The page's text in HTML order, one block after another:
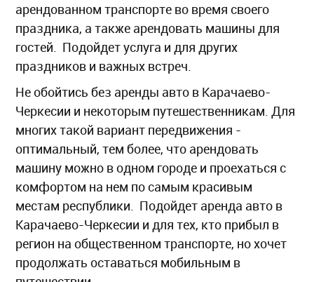
арендованном транспорте во время своего
праздника, а также арендовать машины для
гостей. Подойдет услуга и для других
праздников и важных встреч.
Не обойтись без аренды авто в Карачаево-
Черкесии и некоторым путешественникам. Для
многих такой вариант передвижения -
оптимальный, тем более, что арендовать
машину можно в одном городе и проехаться с
комфортом на нем по самым красивым
местам республики. Подойдет аренда авто в
Карачаево-Черкесии и для тех, кто прибыл в
регион на общественном транспорте, но хочет
продолжать оставаться мобильным в